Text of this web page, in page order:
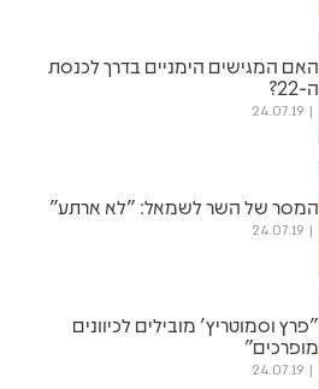
האם המגישים הימניים בדרך לכנסת
ה-22?
24.07.19
המסר של השר לשמאל: "לא ארתע"
24.07.19
"פרץ וסמוטריץ' מובילים לכיוונים
מופרכים"
24.07.19